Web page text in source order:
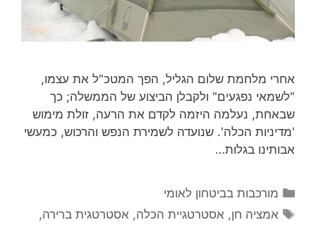
אחרי מלחמת שלום הגליל, הפך המטכ"ל את עצמו,
"לשמאי נפגעים" ולקבלן הביצוע של הממשלה; כך
שבאחת, נעלמה היזמה לקדם את הרעה, זולת מימוש
'מדיניות הכלה'. שנועדה לשמירת הנפש והרכוש, כמעשי
אבותינו בגלות…
קטגוריות
מורכבות בביטחון לאומי
תגיות
אמציה חן, אסטרטגיית הכלה, אסטרטגית ברירה,